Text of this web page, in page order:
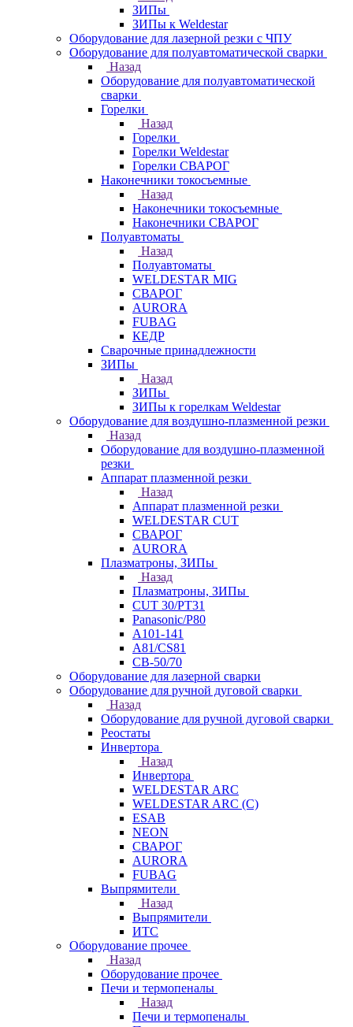
ЗИПы
ЗИПы к Weldestar
Оборудование для лазерной резки с ЧПУ
Оборудование для полуавтоматической сварки
Назад
Оборудование для полуавтоматической
сварки
Горелки
Назад
Горелки
Горелки Weldestar
Горелки СВАРОГ
Наконечники токосъемные
Назад
Наконечники токосъемные
Наконечники СВАРОГ
Полуавтоматы
Назад
Полуавтоматы
WELDESTAR MIG
СВАРОГ
AURORA
FUBAG
КЕДР
Сварочные принадлежности
ЗИПы
Назад
ЗИПы
ЗИПы к горелкам Weldestar
Оборудование для воздушно-плазменной резки
Назад
Оборудование для воздушно-плазменной
резки
Аппарат плазменной резки
Назад
Аппарат плазменной резки
WELDESTAR CUT
СВАРОГ
AURORA
Плазматроны, ЗИПы
Назад
Плазматроны, ЗИПы
CUT 30/PT31
Panasonic/P80
А101-141
А81/CS81
СВ-50/70
Оборудование для лазерной сварки
Оборудование для ручной дуговой сварки
Назад
Оборудование для ручной дуговой сварки
Реостаты
Инвертора
Назад
Инвертора
WELDESTAR ARC
WELDESTAR ARC (С)
ESAB
NEON
СВАРОГ
AURORA
FUBAG
Выпрямители
Назад
Выпрямители
ИТС
Оборудование прочее
Назад
Оборудование прочее
Печи и термопеналы
Назад
Печи и термопеналы